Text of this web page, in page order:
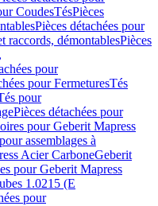
CoudesTésPièces
Pièces détachées pour
raccords, démontablesPièces
pour
pour FermeturesTés
pour
Pièces détachées pour
pour Geberit Mapress
assemblages à
Acier CarboneGeberit
pour Geberit Mapress
1.0215 (E
pour